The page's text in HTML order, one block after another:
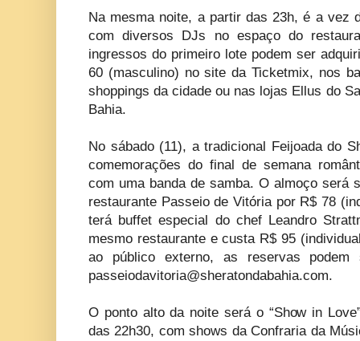
Na mesma noite, a partir das 23h, é a vez
com diversos DJs no espaço do
ingressos do primeiro lote podem ser
60 (masculino) no site da Ticketmix, nos
shoppings da cidade ou nas lojas Ellus do
Bahia.
No sábado (11), a tradicional Feijoada do
comemorações do final de semana
com uma banda de samba. O almoço será
restaurante Passeio de Vitória por R$ 78
terá buffet especial do chef Leandro
mesmo restaurante e custa R$ 95
ao público externo, as reservas
passeiodavitoria@sheratondabahia.com.
O ponto alto da noite será o “Show in
das 22h30, com shows da Confraria da